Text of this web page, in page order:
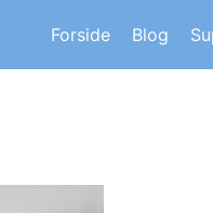
andre huskøberes
Forside Blog